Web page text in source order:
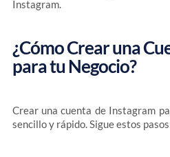
Instagram.
¿Cómo Crear una
para tu Negocio?
Crear una cuenta de Instagram
sencillo y rápido. Sigue estos